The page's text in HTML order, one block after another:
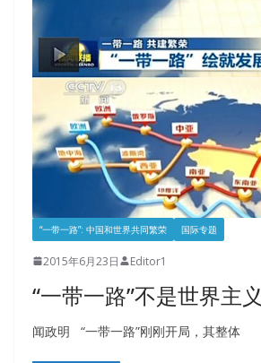
“一带一路”: 中国和世界共同繁荣 国际专题
2015年6月23日 Editor1
“一带一路”不是世界主义
闻政明 “一带一路”刚刚开局，其整体